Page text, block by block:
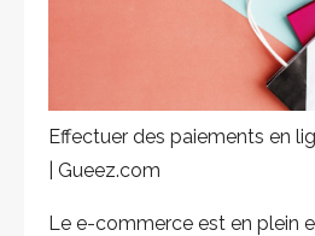
Effectuer des paiements en
| Gueez.com
Le e-commerce est en plein